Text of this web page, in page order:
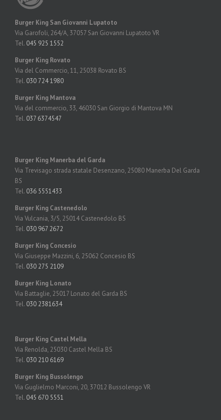
Burger King San Giovanni Lupatoto
Via Garofoli, 264/A, 37057 San Giovanni Lupatoto VR
Tel. 045 925 1552
Burger King Rovato
Via del Commercio, 11, 25038 Rovato BS
Tel. 030 724 1980
Burger King Mantova
Via del commercio, 33, 46030 San Giorgio di Mantova MN
Tel. 037 6374547
Burger King Manerba del Garda
Via Trevisago strada statale Desenzano, 25080 Manerba Del Garda
BS
Tel. 036 5551433
Burger King Castenedolo
Via Vulcania, 3/5, 25014Castenedolo BS
Tel. 030 967 2672
Burger King Concesio
Via Giuseppe Mazzini, 6, 25062 Concesio BS
Tel. 030 275 2109
Burger King Lonato
Via Battaglie, 25017 Lonato del Garda BS
Tel. 030 2381634
Burger King Castel Mella
Via Renolda, 25030 Castel Mella BS
Tel. 030 210 6169
Burger King Bussolengo
Via Guglielmo Marconi, 20, 37012 Bussolengo VR
Tel. 045 670 5551